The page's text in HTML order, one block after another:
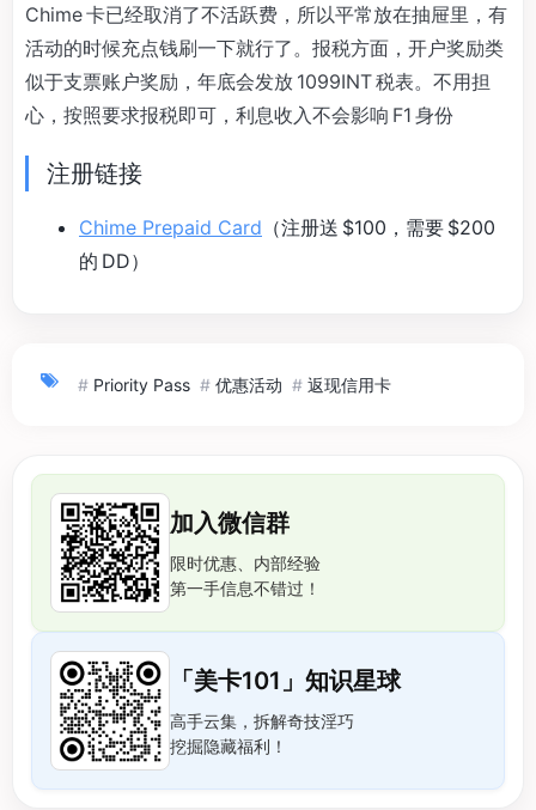
Chime 卡已经取消了不活跃费，所以平常放在抽屉里，有
活动的时候充点钱刷一下就行了。报税方面，开户奖励类
似于支票账户奖励，年底会发放 1099INT 税表。不用担
心，按照要求报税即可，利息收入不会影响 F1 身份
注册链接
Chime Prepaid Card （注册送 $100，需要 $200
的 DD）
# Priority Pass # 优惠活动 # 返现信用卡
加入微信群
限时优惠、内部经验
第一手信息不错过！
「美卡101」知识星球
高手云集，拆解奇技淫巧
挖掘隐藏福利！